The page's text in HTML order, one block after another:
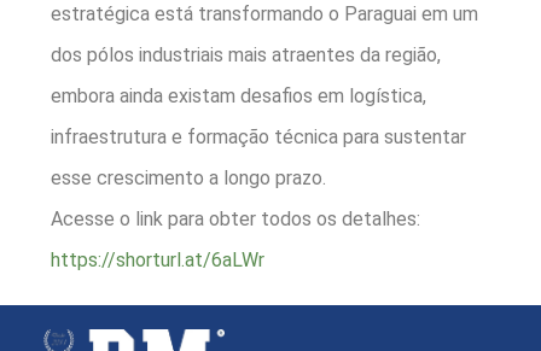
estratégica está transformando o Paraguai em um
dos pólos industriais mais atraentes da região,
embora ainda existam desafios em logística,
infraestrutura e formação técnica para sustentar
esse crescimento a longo prazo.
Acesse o link para obter todos os detalhes:
https://shorturl.at/6aLWr